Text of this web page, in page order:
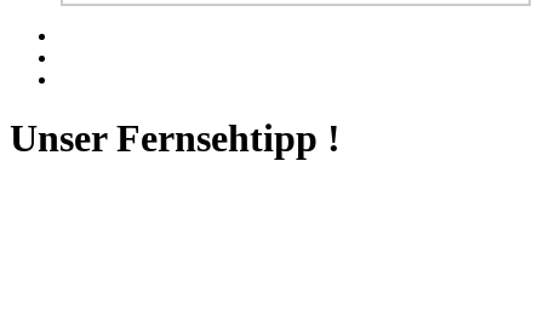
Unser Fernsehtipp !